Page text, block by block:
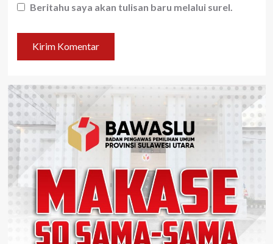
Beritahu saya akan tulisan baru melalui surel.